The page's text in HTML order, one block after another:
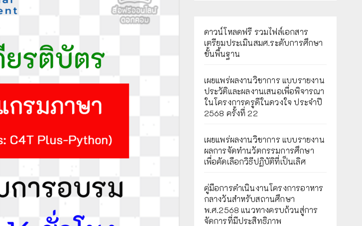
ดาวน์โหลดฟรี รวมไฟล์เอกสาร
เตรียมประเมินสมศ.ระดับการศึกษา
ขั้นพื้นฐาน
เผยแพร่ผลงานวิชาการ แบบรายงาน
ประวัติและผลงานเสนอเพื่อพิจารณา
ในโครงการครูดีในดวงใจ ประจำปี
2568 ครั้งที่ 22
เผยแพร่ผลงานวิชาการ แบบรายงาน
ผลการจัดทำนวัตกรรมการศึกษา
เพื่อคัดเลือกวิธีปฏิบัติที่เป็นเลิศ
คู่มือการดำเนินงานโครงการอาหาร
กลางวันสำหรับสถานศึกษา
พ.ศ.2568 แนวทางครบถ้วนสู่การ
จัดการที่มีประสิทธิภาพ